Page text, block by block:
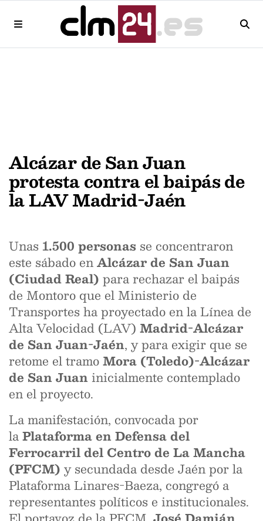
Alcázar de San Juan
protesta contra el baipás de
la LAV Madrid-Jaén
Unas 1.500 personas se concentraron
este sábado enAlcázar de San Juan
(Ciudad Real) para rechazar el baipás
de Montoro que el Ministerio de
Transportes ha proyectado en la Línea de
Alta Velocidad (LAV) Madrid-Alcázar
de San Juan-Jaén, y para exigir que se
retome el tramoMora (Toledo)-Alcázar
de San Juan inicialmente contemplado
en el proyecto.
La manifestación, convocada por
laPlataforma en Defensa del
Ferrocarril del Centro de La Mancha
(PFCM) y secundada desde Jaén por la
Plataforma Linares-Baeza, congregó a
representantes políticos e institucionales.